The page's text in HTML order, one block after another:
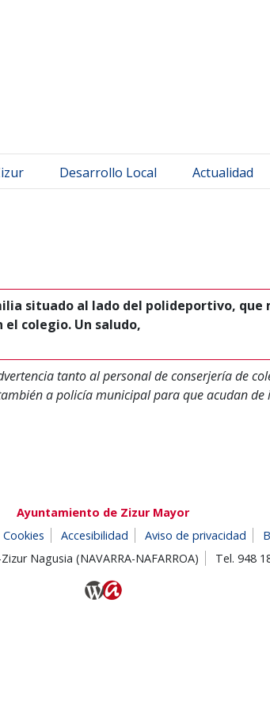
Desarrollo Local Actualidad
situado al lado del polideportivo, que
el colegio. Un saludo,
tanto al personal de conserjería de
a policía municipal para que acudan de
Ayuntamiento de Zizur Mayor
Accesibilidad Aviso de privacidad
Nagusia (NAVARRA-NAFARROA)
Tel. 948